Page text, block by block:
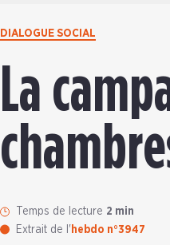
DIALOGUE SOCIAL
La
Temps de lecture 2 min
Extrait de l' hebdo n°3947